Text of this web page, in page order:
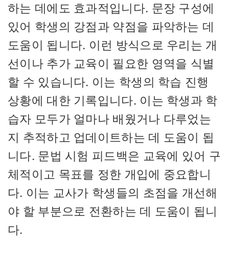
하는 데에도 효과적입니다. 문장 구성에
있어 학생의 강점과 약점을 파악하는 데
도움이 됩니다. 이런 방식으로 우리는 개
선이나 추가 교육이 필요한 영역을 식별
할 수 있습니다. 이는 학생의 학습 진행
상황에 대한 기록입니다. 이는 학생과 학
습자 모두가 얼마나 배웠거나 다루었는
지 추적하고 업데이트하는 데 도움이 됩
니다. 문법 시험 피드백은 교육에 있어 구
체적이고 목표를 정한 개입에 중요합니
다. 이는 교사가 학생들의 초점을 개선해
야 할 부분으로 전환하는 데 도움이 됩니
다.